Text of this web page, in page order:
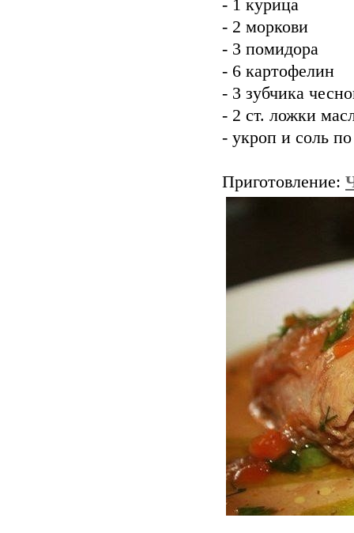
- 1 курица
- 2 моркови
- 3 помидора
- 6 картофелин
- 3 зубчика
- 2 ст. ложки
- укроп и соль
Приготовление: